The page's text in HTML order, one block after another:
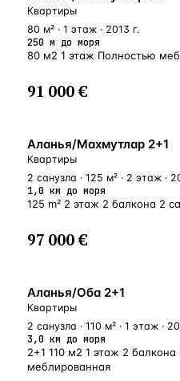
Квартиры
80 м² · 1 этаж · 2013 г.
250 м до моря
80 м2 1 этаж Полностью
91 000 €
БЛИЗКО К МОРЮ
Аланья/Махмутлар 2+1
Квартиры
2 санузла · 125 м² · 2 этаж ·
1,0 км до моря
125 m² 2 этаж 2 балкона 2
97 000 €
ВНЖ Аланья/Оба 2+1
Квартиры
2 санузла · 110 м² · 1 этаж ·
3,0 км до моря
2+1 110 м2 1 этаж 2
меблированная